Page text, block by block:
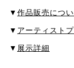
▼ 作品販売につ
▼ アーティスト
▼ 展示詳細